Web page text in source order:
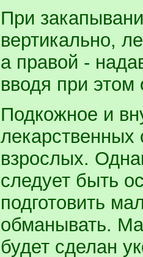
При
вертикально,
а правой -
вводя при этом
Подкожное и
лекарственных
взрослых.
следует быть
подготовить
обманывать.
будет сделан